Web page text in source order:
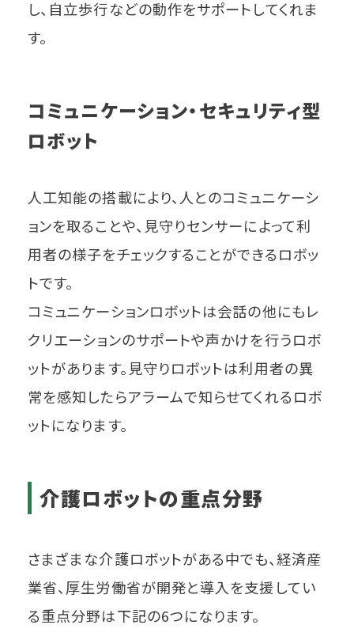
し、自立歩行などの動作をサポートしてくれま
す。
コミュニケーション・セキュリティ型
ロボット
人工知能の搭載により、人とのコミュニケーシ
ョンを取ることや、見守りセンサーによって利
用者の様子をチェックすることができるロボッ
トです。
コミュニケーションロボットは会話の他にもレ
クリエーションのサポートや声かけを行うロボ
ットがあります。見守りロボットは利用者の異
常を感知したらアラームで知らせてくれるロボ
ットになります。
介護ロボットの重点分野
さまざまな介護ロボットがある中でも、経済産
業省、厚生労働省が開発と導入を支援してい
る重点分野は下記の6つになります。